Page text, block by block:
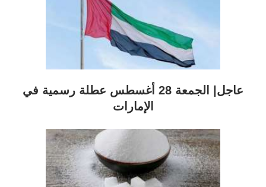
عاجل| الجمعة 28 أغسطس عطلة رسمية في
الإمارات